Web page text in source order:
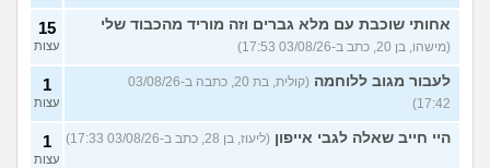
אחותי שוכבת עם מלא גברים וזה מוריד מהכבוד שלי
(מישהו, בן 20, כתב ב-03/08/26 17:53)
15
עצות
לעבור מגוב ללוחמה
(קולית, בת 20, כתבה ב-03/08/26
17:42)
1
עצות
היי חייב שאלה לגבי אייפון (ליעוז, בן 28, כתב ב-03/08/26 17:33) 1
עצות